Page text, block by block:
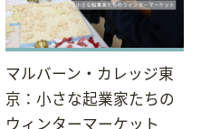
マルバーン・カレッジ東
京：小さな起業家たちの
ウィンターマーケット